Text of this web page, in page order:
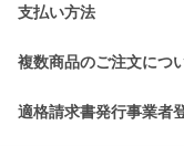
支払い方法
複数商品のご注文につ
適格請求書発行事業者